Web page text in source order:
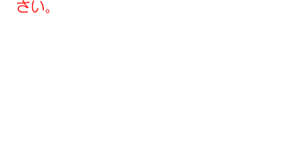
さい。